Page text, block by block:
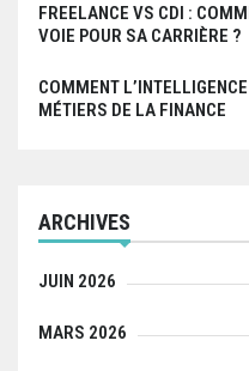
FREELANCE VS CDI :
VOIE POUR SA CARRIÈRE ?
COMMENT
MÉTIERS DE LA FINANCE
ARCHIVES
JUIN 2026
MARS 2026